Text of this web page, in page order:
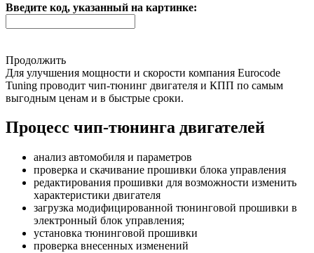
Введите код, указанный на картинке:
Продолжить
Для улучшения мощности и скорости компания Eurocode
Tuning проводит чип-тюнинг двигателя и КПП по самым
выгодным ценам и в быстрые сроки.
Процесс чип-тюнинга двигателей
анализ автомобиля и параметров
проверка и скачивание прошивки блока управления
редактирования прошивки для возможности изменить
характеристики двигателя
загрузка модифицированной тюнинговой прошивки в
электронный блок управления;
установка тюнинговой прошивки
проверка внесенных изменений